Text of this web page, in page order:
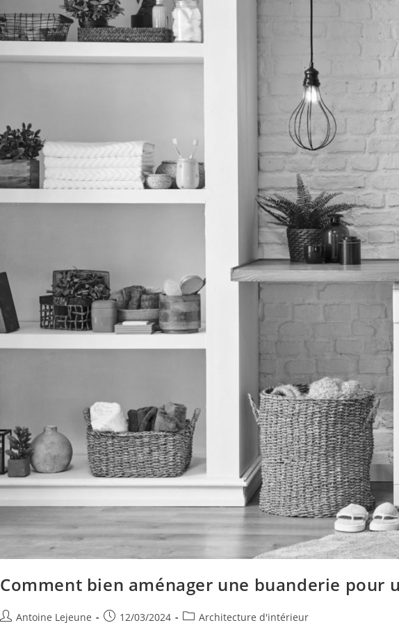
Comment bien aménager une buanderie pour
Antoine Lejeune 12/03/2024 Architecture d'intérieur